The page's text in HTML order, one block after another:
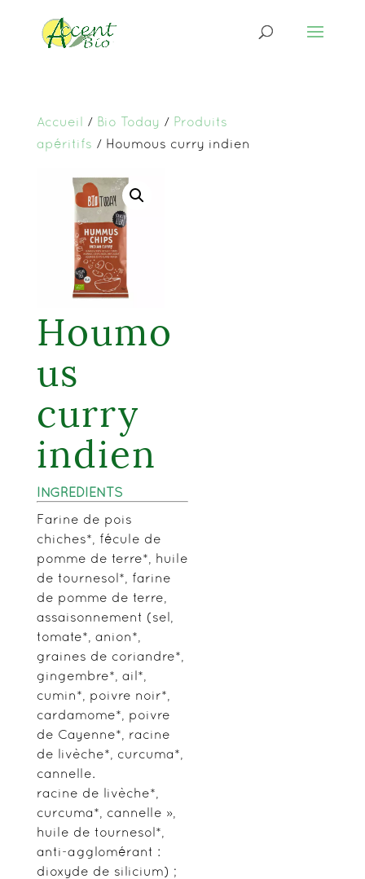
Accueil / Bio Today / Produits
apéritifs / Houmous curry indien
Houmo
us
curry
indien
INGRÉDIENTS
Farine de pois
chiches*, fécule de
pomme de terre*, huile
de tournesol*, farine
de pomme de terre,
assaisonnement (sel,
tomate*, anion*,
graines de coriandre*,
gingembre*, ail*,
cumin*, poivre noir*,
cardamome*, poivre
de Cayenne*, racine
de livèche*, curcuma*,
cannelle.
racine de livèche*,
curcuma*, cannelle »,
huile de tournesol*,
anti-agglomérant :
dioxyde de silicium) ;